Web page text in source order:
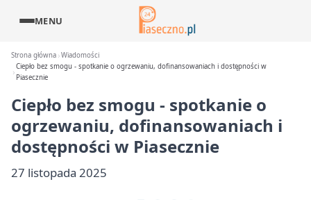
MENU
Strona główna Wiadomości
Ciepło bez smogu - spotkanie o ogrzewaniu, dofinansowaniach i dostępności w
Piasecznie
Ciepło bez smogu - spotkanie o
ogrzewaniu, dofinansowaniach i
dostępności w Piasecznie
27 listopada 2025